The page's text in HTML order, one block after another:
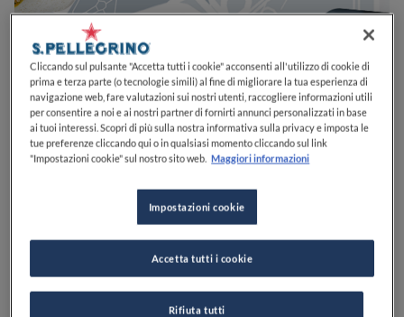
Cliccando sul pulsante "Accetta tutti i cookie" acconsenti all'utilizzo di cookie di
prima e terza parte (o tecnologie simili) al fine di migliorare la tua esperienza di
navigazione web, fare valutazioni sui nostri utenti, raccogliere informazioni utili
per consentire a noi e ai nostri partner di fornirti annunci personalizzati in base
ai tuoi interessi. Scopri di più sulla nostra informativa sulla privacy e imposta le
tue preferenze cliccando qui o in qualsiasi momento cliccando sul link
"Impostazioni cookie" sul nostro sito web. Maggiori informazioni
Impostazioni cookie
Rifiuta tutti
Accetta tutti i cookie